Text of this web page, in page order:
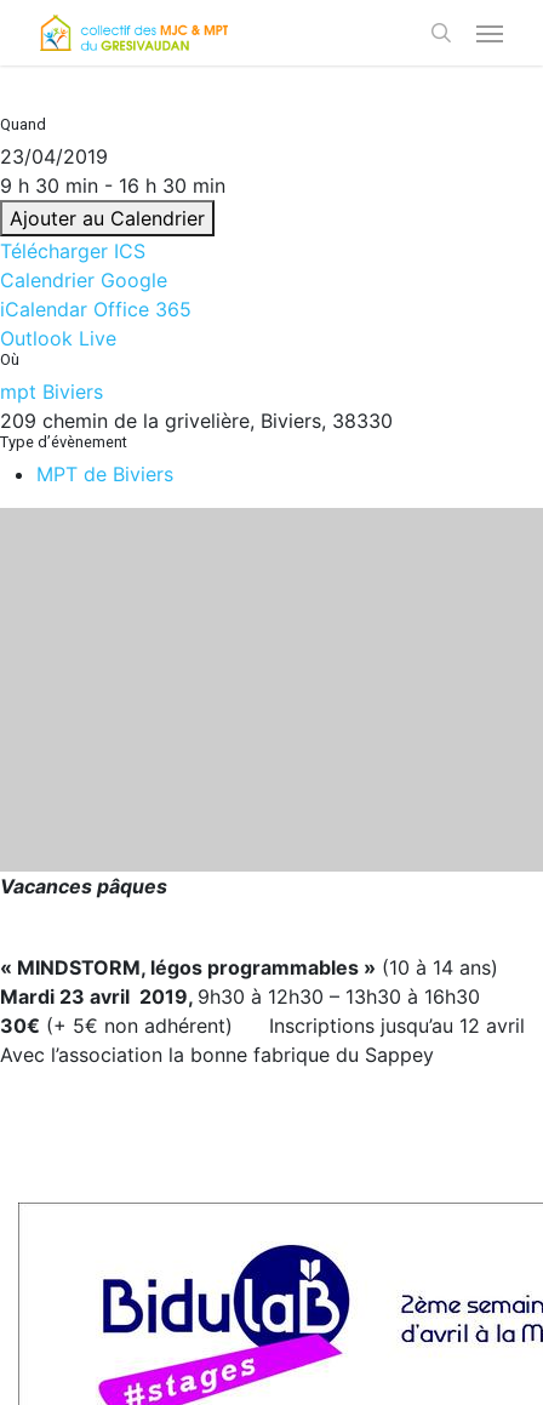
Quand
23/04/2019
9 h 30 min - 16 h 30 min
Ajouter au Calendrier
Télécharger ICS
Calendrier Google
iCalendar Office 365
Outlook Live
Où
mpt Biviers
209 chemin de la grivelière, Biviers, 38330
Type d’évènement
MPT de Biviers
Vacances pâques
« MINDSTORM, légos programmables » (10 à 14 ans)
Mardi 23 avril 2019, 9h30 à 12h30 – 13h30 à 16h30
30€ (+ 5€ non adhérent) Inscriptions jusqu’au 12 avril
Avec l’association la bonne fabrique du Sappey